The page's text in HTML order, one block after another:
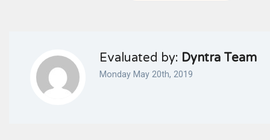
Evaluated by: Dyntra Team
Monday May 20th, 2019